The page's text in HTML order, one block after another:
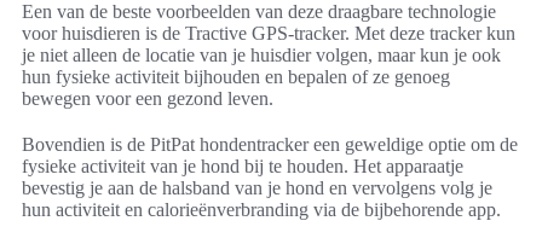
Een van de beste voorbeelden van deze draagbare technologie
voor huisdieren is de Tractive GPS-tracker. Met deze tracker kun
je niet alleen de locatie van je huisdier volgen, maar kun je ook
hun fysieke activiteit bijhouden en bepalen of ze genoeg
bewegen voor een gezond leven.
Bovendien is de PitPat hondentracker een geweldige optie om de
fysieke activiteit van je hond bij te houden. Het apparaatje
bevestig je aan de halsband van je hond en vervolgens volg je
hun activiteit en calorieënverbranding via de bijbehorende app.